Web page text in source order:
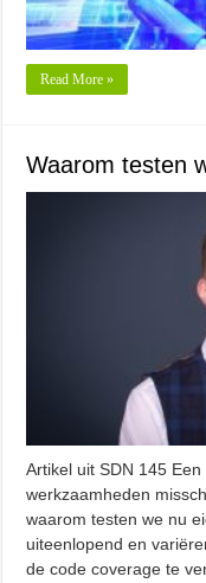
Read More »
Waarom testen
Artikel uit SDN 145
werkzaamheden
waarom testen we nu
uiteenlopend en
de code coverage te